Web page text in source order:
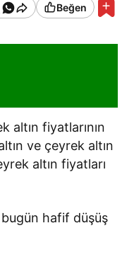
Beğen
altın fiyatlarının
ve çeyrek altın
altın fiyatları
bugün hafif düşüş